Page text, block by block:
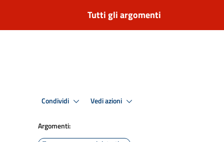
Tutti gli argomenti
Condividi Vedi azioni
Argomenti: